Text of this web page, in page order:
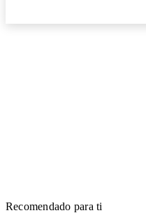
Recomendado para ti